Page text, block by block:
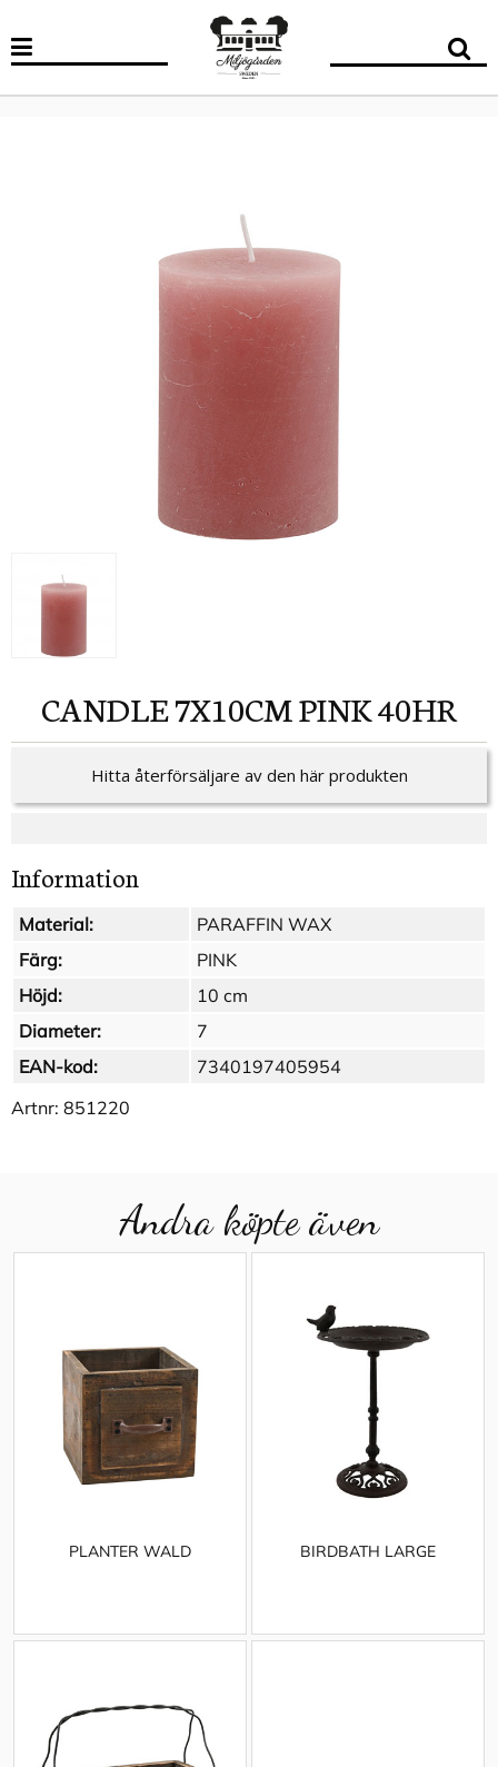
CANDLE 7X10CM PINK 40HR
Hitta återförsäljare av den här produkten
Information
Material:
PARAFFIN WAX
Färg:
PINK
Höjd:
10 cm
Diameter:
7
EAN-kod:
7340197405954
Artnr: 851220
Andra köpte även
PLANTER WALD BIRDBATH LARGE